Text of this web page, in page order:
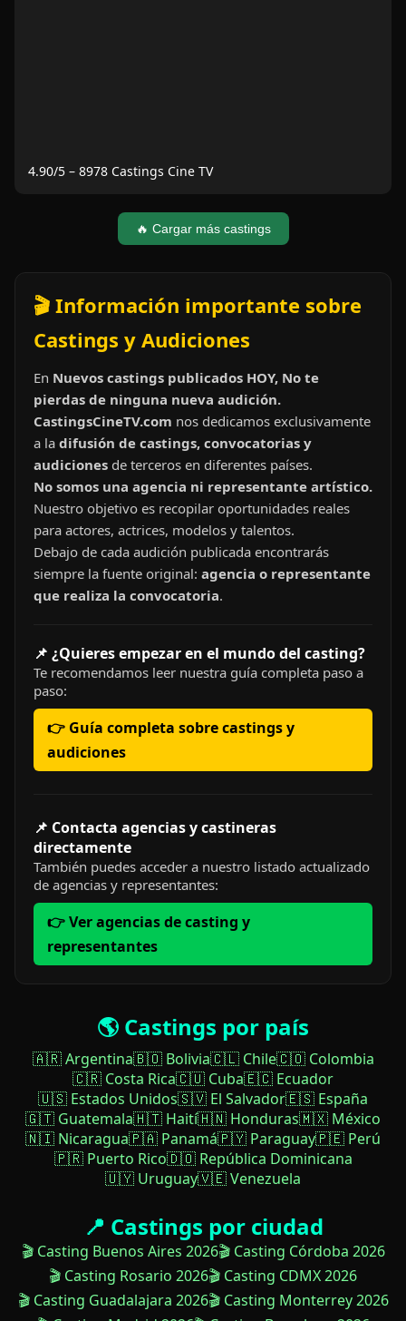
4.90/5 – 8978 Castings Cine TV
🔥 Cargar más castings
🎬 Información importante sobre
Castings y Audiciones
En Nuevos castings publicados HOY, No te
pierdas de ninguna nueva audición.
CastingsCineTV.com nos dedicamos exclusivamente
a la difusión de castings, convocatorias y
audiciones de terceros en diferentes países.
No somos una agencia ni representante artístico.
Nuestro objetivo es recopilar oportunidades reales
para actores, actrices, modelos y talentos.
Debajo de cada audición publicada encontrarás
siempre la fuente original: agencia o representante
que realiza la convocatoria.
📌 ¿Quieres empezar en el mundo del casting?
Te recomendamos leer nuestra guía completa paso a
paso:
👉 Guía completa sobre castings y
audiciones
📌 Contacta agencias y castineras
directamente
También puedes acceder a nuestro listado actualizado
de agencias y representantes:
👉 Ver agencias de casting y
representantes
🌎 Castings por país
🇦🇷 Argentina🇧🇴 Bolivia🇨🇱 Chile🇨🇴 Colombia
🇨🇷 Costa Rica🇨🇺 Cuba🇪🇨 Ecuador
🇺🇸 Estados Unidos🇸🇻 El Salvador🇪🇸 España
🇬🇹 Guatemala🇭🇹 Haití🇭🇳 Honduras🇲🇽 México
🇳🇮 Nicaragua🇵🇦 Panamá🇵🇾 Paraguay🇵🇪 Perú
🇵🇷 Puerto Rico🇩🇴 República Dominicana
🇺🇾 Uruguay🇻🇪 Venezuela
📍 Castings por ciudad
🎬 Casting Buenos Aires 2026🎬 Casting Córdoba 2026
🎬 Casting Rosario 2026🎬 Casting CDMX 2026
🎬 Casting Guadalajara 2026🎬 Casting Monterrey 2026